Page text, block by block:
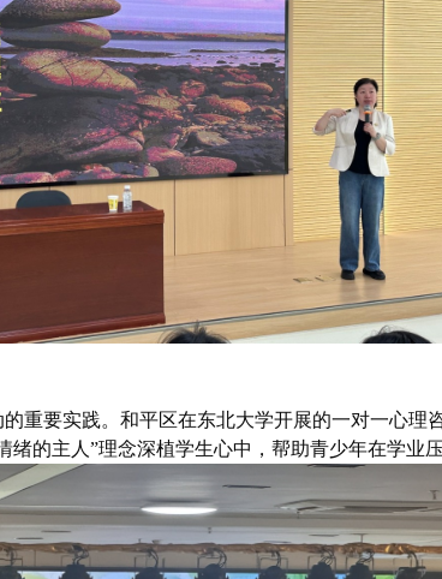
重要实践。和平区在东北大学开展的一对一心理
的主人”理念深植学生心中，帮助青少年在学业